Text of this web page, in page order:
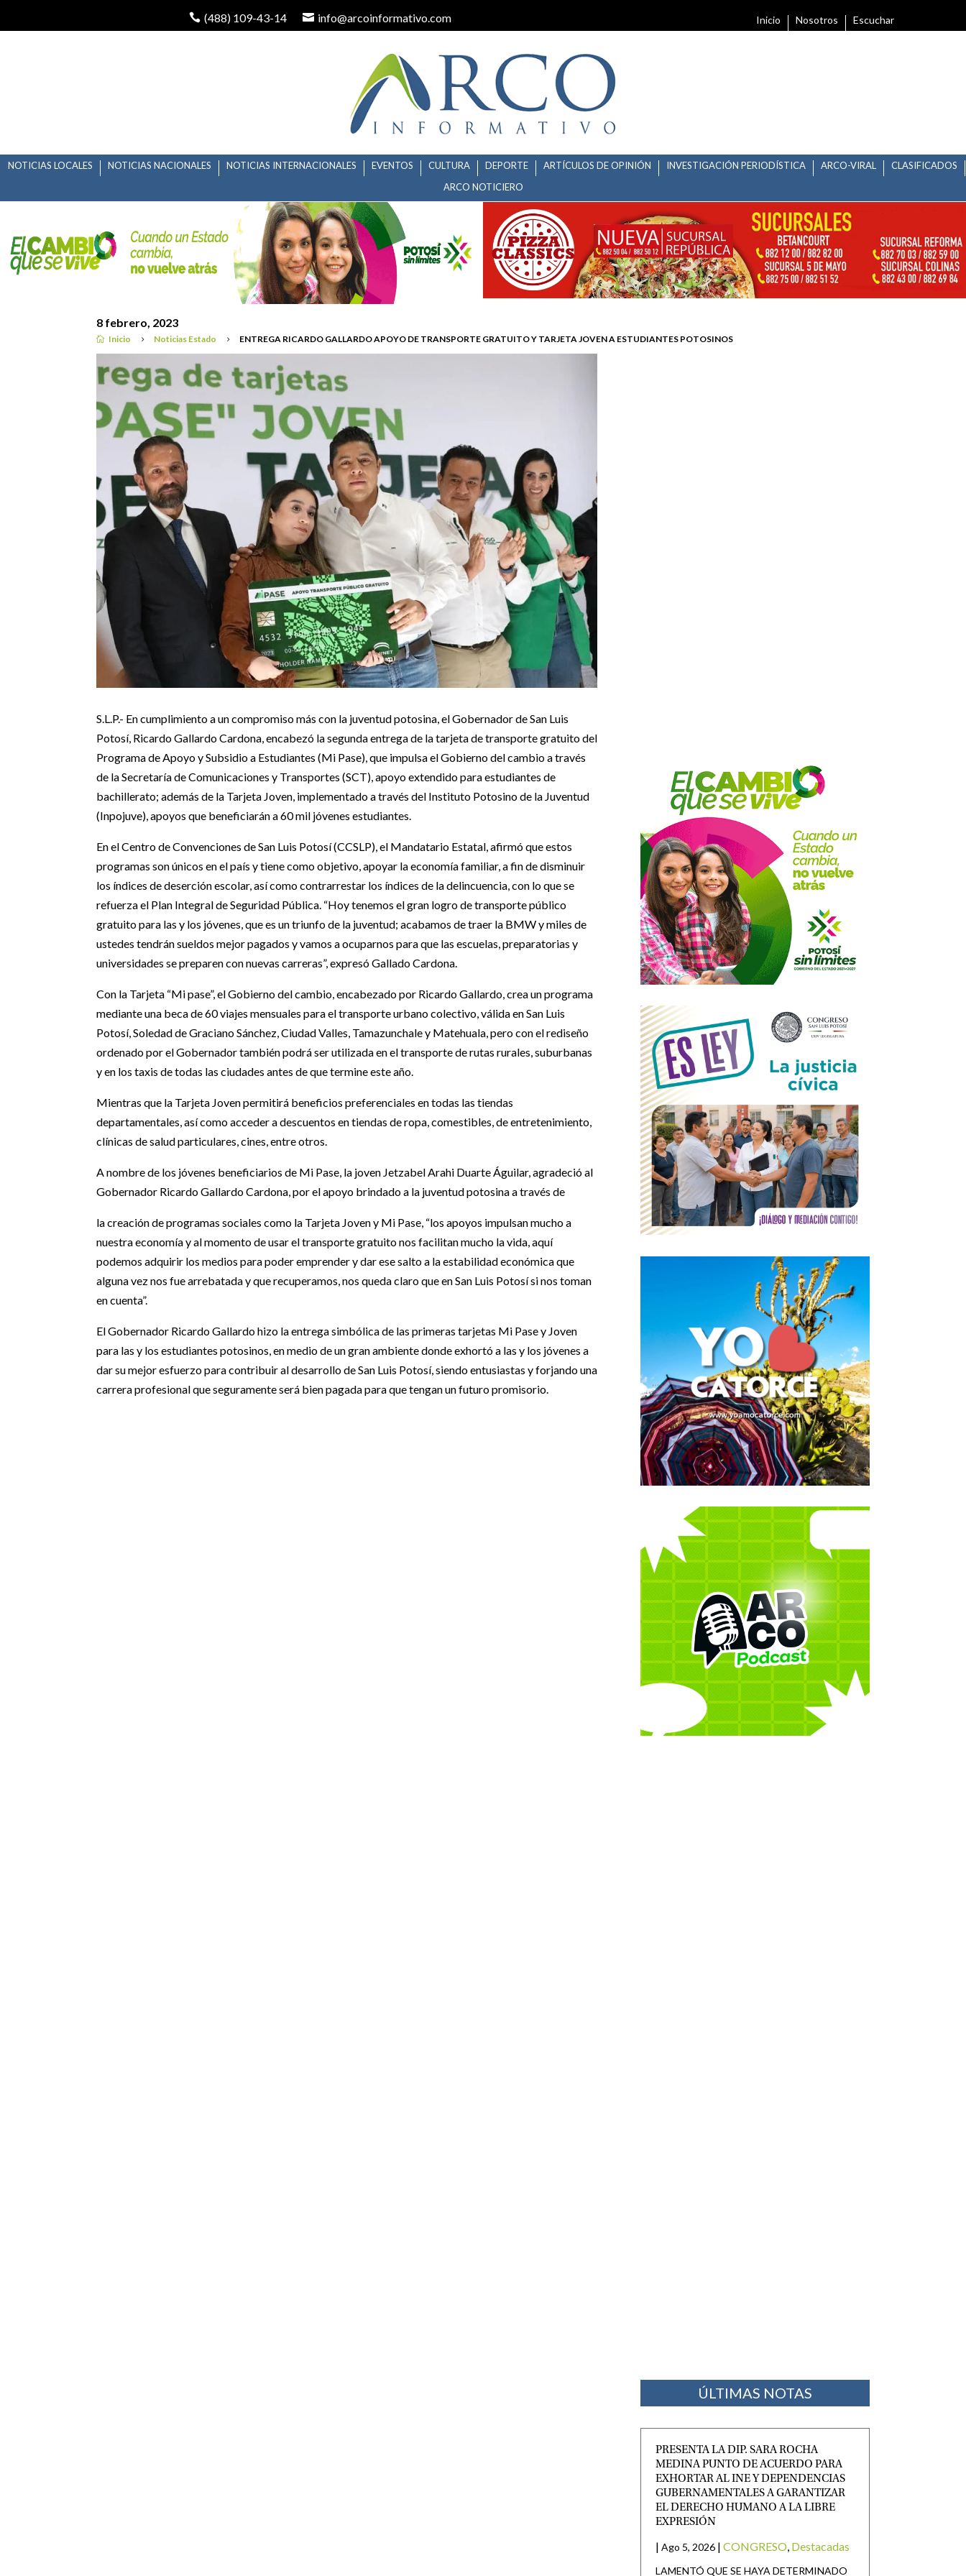
(488) 109-43-14 info@arcoinformativo.com Inicio Nosotros Escuchar
NOTICIAS LOCALES NOTICIAS NACIONALES NOTICIAS INTERNACIONALES EVENTOS CULTURA DEPORTE ARTÍCULOS DE OPINIÓN INVESTIGACIÓN PERIODÍSTICA ARCO-VIRAL
CLASIFICADOS
ARCO NOTICIERO
 Inicio 5 Noticias Estado 5 ENTREGA RICARDO GALLARDO APOYO DE TRANSPORTE GRATUITO Y TARJETA JOVEN A ESTUDIANTES POTOSINOS
ENTREGA RICARDO GALLARDO APOYO DE TRANSPORTE GRATUITO Y
TARJETA JOVEN A ESTUDIANTES POTOSINOS
Noticias Estado
8 febrero, 2023
S.L.P.- En cumplimiento a un compromiso más con la juventud potosina, el Gobernador de San Luis
Potosí, Ricardo Gallardo Cardona, encabezó la segunda entrega de la tarjeta de transporte gratuito del
Programa de Apoyo y Subsidio a Estudiantes (Mi Pase), que impulsa el Gobierno del cambio a través
de la Secretaría de Comunicaciones y Transportes (SCT), apoyo extendido para estudiantes de
bachillerato; además de la Tarjeta Joven, implementado a través del Instituto Potosino de la Juventud
(Inpojuve), apoyos que beneficiarán a 60 mil jóvenes estudiantes.
En el Centro de Convenciones de San Luis Potosí (CCSLP), el Mandatario Estatal, afirmó que estos
programas son únicos en el país y tiene como objetivo, apoyar la economía familiar, a fin de disminuir
los índices de deserción escolar, así como contrarrestar los índices de la delincuencia, con lo que se
refuerza el Plan Integral de Seguridad Pública. “Hoy tenemos el gran logro de transporte público
gratuito para las y los jóvenes, que es un triunfo de la juventud; acabamos de traer la BMW y miles de
ustedes tendrán sueldos mejor pagados y vamos a ocuparnos para que las escuelas, preparatorias y
universidades se preparen con nuevas carreras”, expresó Gallado Cardona.
Con la Tarjeta “Mi pase”, el Gobierno del cambio, encabezado por Ricardo Gallardo, crea un programa
mediante una beca de 60 viajes mensuales para el transporte urbano colectivo, válida en San Luis
Potosí, Soledad de Graciano Sánchez, Ciudad Valles, Tamazunchale y Matehuala, pero con el rediseño
ordenado por el Gobernador también podrá ser utilizada en el transporte de rutas rurales, suburbanas
y en los taxis de todas las ciudades antes de que termine este año.
Mientras que la Tarjeta Joven permitirá beneficios preferenciales en todas las tiendas
departamentales, así como acceder a descuentos en tiendas de ropa, comestibles, de entretenimiento,
clínicas de salud particulares, cines, entre otros.
A nombre de los jóvenes beneficiarios de Mi Pase, la joven Jetzabel Arahi Duarte Águilar, agradeció al
Gobernador Ricardo Gallardo Cardona, por el apoyo brindado a la juventud potosina a través de
la creación de programas sociales como la Tarjeta Joven y Mi Pase, “los apoyos impulsan mucho a
nuestra economía y al momento de usar el transporte gratuito nos facilitan mucho la vida, aquí
podemos adquirir los medios para poder emprender y dar ese salto a la estabilidad económica que
alguna vez nos fue arrebatada y que recuperamos, nos queda claro que en San Luis Potosí si nos toman
en cuenta”.
El Gobernador Ricardo Gallardo hizo la entrega simbólica de las primeras tarjetas Mi Pase y Joven
para las y los estudiantes potosinos, en medio de un gran ambiente donde exhortó a las y los jóvenes a
dar su mejor esfuerzo para contribuir al desarrollo de San Luis Potosí, siendo entusiastas y forjando una
carrera profesional que seguramente será bien pagada para que tengan un futuro promisorio.
ÚLTIMAS NOTAS
PRESENTA LA DIP. SARA ROCHA
MEDINA PUNTO DE ACUERDO PARA
EXHORTAR AL INE Y DEPENDENCIAS
GUBERNAMENTALES A GARANTIZAR
EL DERECHO HUMANO A LA LIBRE
EXPRESIÓN
| Ago 5, 2026 | CONGRESO, Destacadas
LAMENTÓ QUE SE HAYA DETERMINADO